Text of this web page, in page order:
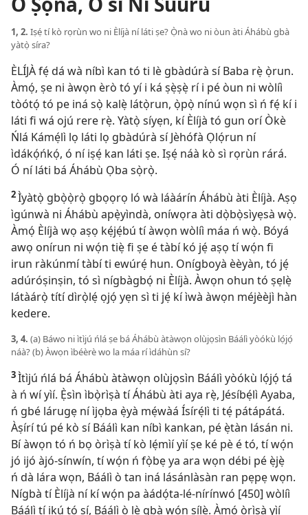
1, 2. Iṣẹ́ tí kò rọrùn wo ni Èlíjà ní láti ṣe? Ọ̀nà wo ni òun àti Áhábù gbà
yàtọ̀ síra?
ÈLÍJÀ fẹ́ dá wà níbì kan tó ti lè gbàdúrà sí Baba rẹ̀ ọ̀run.
Àmọ́, ṣe ni àwọn èrò tó yí i ká ṣẹ̀ṣẹ̀ rí i pé òun ni wòlíì
tòótọ́ tó pe iná sọ̀ kalẹ̀ látọ̀run, ọ̀pọ̀ nínú wọn sì ń fẹ́ kí i
láti fi wá ojú rere rẹ̀. Yàtọ̀ síyẹn, kí Èlíjà tó gun orí Òkè
Ńlá Kámẹ́lì lọ láti lọ gbàdúrà sí Jèhófà Ọlọ́run ní
ìdákọ́ńkọ́, ó ní iṣẹ́ kan láti ṣe. Iṣẹ́ náà kò sì rọrùn rárá.
Ó ní láti bá Áhábù Ọba sọ̀rọ̀.
2Ìyàtọ̀ gbọ̀ọ̀rọ̀ gbọọrọ ló wà láàárín Áhábù àti Èlíjà. Aṣọ
ìgúnwà ni Áhábù apẹ̀yìndà, oníwọra àti dọ̀bọ̀sìyẹsà wọ̀.
Àmọ́ Èlíjà wọ aṣọ kẹ́jẹ́bú tí àwọn wòlíì máa ń wọ̀. Bóyá
awọ onírun ni wọ́n tiẹ̀ fi ṣe é tàbí kó jẹ́ aṣọ tí wọ́n fi
irun ràkúnmí tàbí ti ewúrẹ́ hun. Onígboyà èèyàn, tó jẹ́
adúróṣinṣin, tó sì nígbàgbọ́ ni Èlíjà. Àwọn ohun tó ṣẹlẹ̀
látàárọ̀ títí dìrọ̀lẹ́ ọjọ́ yẹn sì ti jẹ́ kí ìwà àwọn méjèèjì hàn
kedere.
3, 4. (a) Báwo ni ìtìjú ńlá ṣe bá Áhábù àtàwọn olùjọsìn Báálì yòókù lọ́jọ́
náà? (b) Àwọn ìbéèrè wo la máa rí ìdáhùn sí?
3Ìtìjú ńlá bá Áhábù àtàwọn olùjọsìn Báálì yòókù lọ́jọ́ tá
à ń wí yìí. Ẹ̀sìn ìbọ̀rìṣà tí Áhábù àti aya rẹ̀, Jésíbẹ́lì Ayaba,
ń gbé lárugẹ ní ìjọba ẹ̀yà mẹ́wàá Ísírẹ́lì ti tẹ́ pátápátá.
Àṣírí tú pé kò sí Báálì kan níbì kankan, pé ẹ̀tàn lásán ni.
Bí àwọn tó ń bọ òrìṣà tí kò lẹ́mìí yìí ṣe ké pè é tó, tí wọ́n
jó ijó àjó-sínwín, tí wọ́n ń fọ̀bẹ ya ara wọn débi pé ẹ̀jẹ̀
ń dà lára wọn, Báálì ò tan iná lásánlàsàn ran pẹpẹ wọn.
Nígbà tí Èlíjà ní kí wọ́n pa àádọ́ta-lé-nírínwó [450] wòlíì
Báálì tí ikú tọ́ sí, Báálì ò lè gbà wọ́n sílẹ̀. Àmọ́ òrìṣà yìí